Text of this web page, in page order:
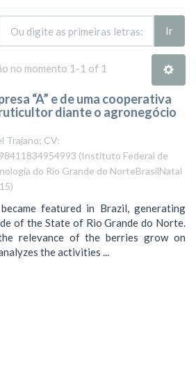
Ir
no momento 1-1 of 1
“A” e de uma cooperativa
diante o agronegócio
Trajano; CV:
(Instituto Federal de
do Rio Grande do NorteBrasilNatal
)
featured in Brazil, generating
of the State of Rio Grande do Norte.
relevance of the berries grow on
the activities ...